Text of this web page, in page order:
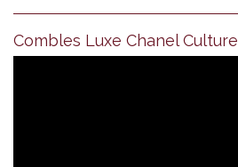
Combles Luxe Chanel Culture